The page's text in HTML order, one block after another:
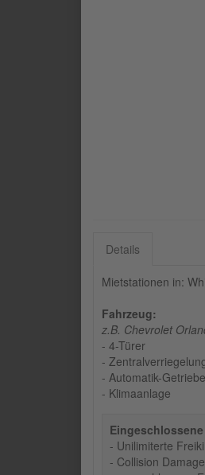
Details
Mietstationen in:
Fahrzeug:
z.B. Chevrolet
- 4-Türer
-
- Automatik-Getriebe
- Klimaanlage
- Unilimiterte
- Collision